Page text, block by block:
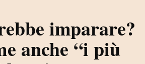
imparare?
anche “i più